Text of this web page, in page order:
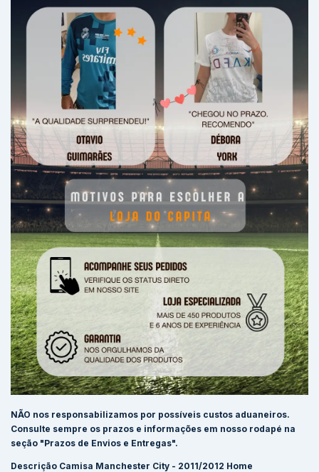
NÃO nos responsabilizamos por possíveis custos aduaneiros.
Consulte sempre os prazos e informações em nosso rodapé na
seção "Prazos de Envios e Entregas".
Descrição Camisa Manchester City - 2011/2012 Home